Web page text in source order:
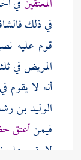
في ذلك
قوم عليه
المريض في
أنه لا
الوليد بن
فيمنأعتق
لا يقوم